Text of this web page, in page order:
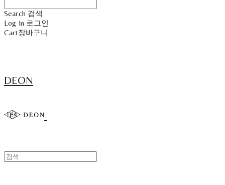
Search 검색
Log In 로그인
Cart장바구니
DEON